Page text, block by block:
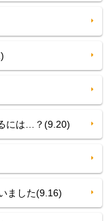
には…？(9.20)
ました(9.16)